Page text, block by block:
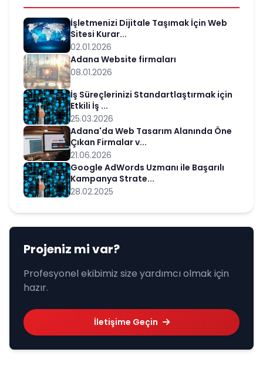
İşletmenizi Dijitale Taşımak İçin Web
Sitesi Kurar...
02.01.2026
Adana Website firmaları
08.01.2026
İş Süreçlerinizi Standartlaştırmak için
Etkili İş ...
25.03.2026
Adana'da Web Tasarım Alanında Öne
Çıkan Firmalar v...
21.06.2026
Google AdWords Uzmanı ile Başarılı
Kampanya Strate...
28.02.2025
Projeniz mi var?
Profesyonel ekibimiz size yardımcı olmak için
hazır.
İletişime Geçin